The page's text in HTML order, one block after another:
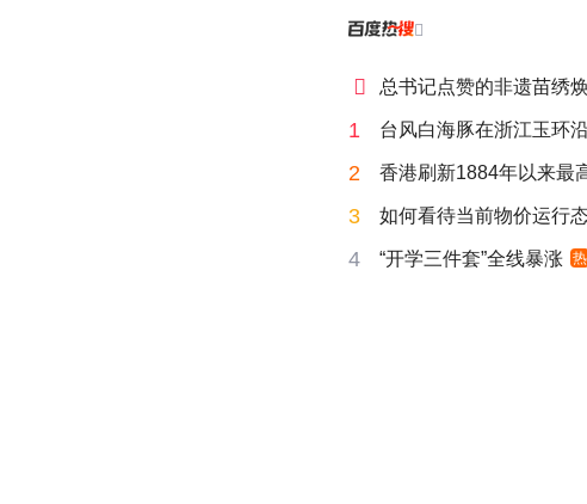

 总书记点赞的非遗苗绣
1 台风白海豚在浙江玉环
2 香港刷新1884年以来最
3 如何看待当前物价运行
4 “开学三件套”全线暴涨 热